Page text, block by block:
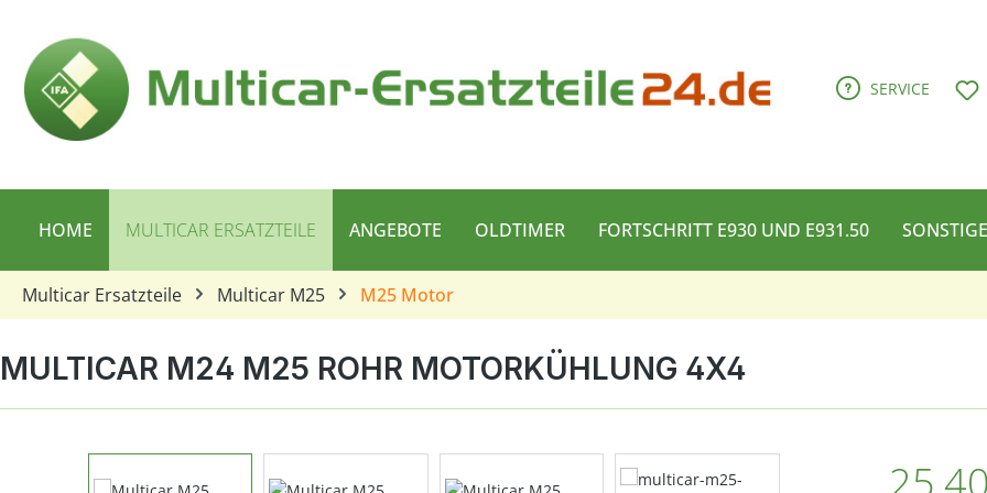
SERVICE
HOME MULTICAR ERSATZTEILE ANGEBOTE OLDTIMER FORTSCHRITT E930 UND E931.50
Multicar Ersatzteile Multicar M25 M25 Motor
MULTICAR M24 M25 ROHR MOTORKÜHLUNG 4X4
Regulärer